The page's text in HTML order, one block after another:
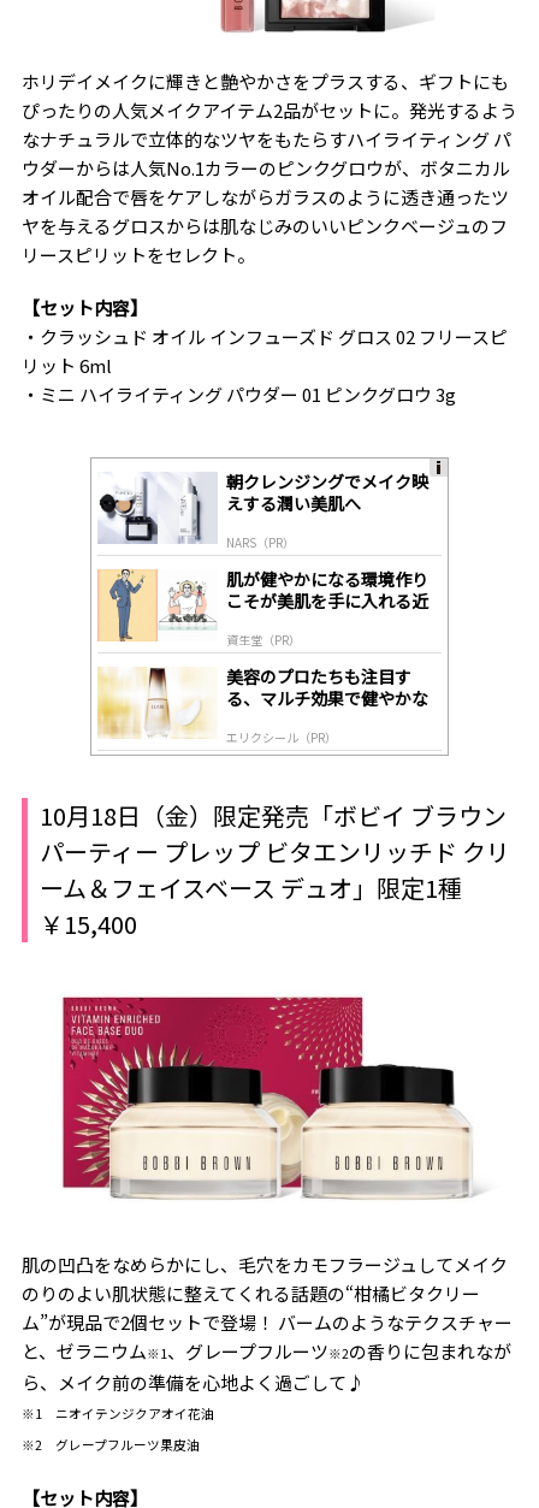
ホリデイメイクに輝きと艶やかさをプラスする、ギフトにも
ぴったりの人気メイクアイテム2品がセットに。発光するよう
なナチュラルで立体的なツヤをもたらすハイライティング パ
ウダーからは人気No.1カラーのピンクグロウが、ボタニカル
オイル配合で唇をケアしながらガラスのように透き通ったツ
ヤを与えるグロスからは肌なじみのいいピンクベージュのフ
リースピリットをセレクト。
【セット内容】
・クラッシュド オイル インフューズド グロス 02 フリースピ
リット 6ml
・ミニ ハイライティング パウダー 01 ピンクグロウ 3g
朝クレンジングでメイク映
えする潤い美肌へ
NARS（PR）
肌が健やかになる環境作り
こそが美肌を手に入れる近
資生堂（PR）
美容のプロたちも注目す
る、マルチ効果で健やかな
エリクシール（PR）
10月18日（金）限定発売「ボビイ ブラウン
パーティー プレップ ビタエンリッチド クリ
ーム＆フェイスベース デュオ」限定1種
￥15,400
肌の凹凸をなめらかにし、毛穴をカモフラージュしてメイク
のりのよい肌状態に整えてくれる話題の“柑橘ビタクリー
ム”が現品で2個セットで登場！ バームのようなテクスチャー
と、ゼラニウム※1、グレープフルーツ※2の香りに包まれなが
ら、メイク前の準備を心地よく過ごして♪
※1 ニオイテンジクアオイ花油
※2 グレープフルーツ果皮油
【セット内容】